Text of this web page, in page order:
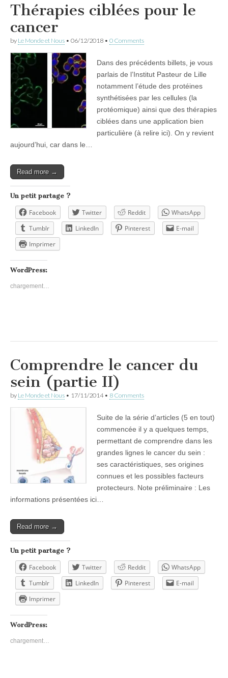
Thérapies ciblées pour le
cancer
by Le Monde et Nous • 06/12/2018 • 0 Comments
Dans des précédents billets, je vous
parlais de l’Institut Pasteur de Lille
notamment l’étude des protéines
synthétisées par les cellules (la
protéomique) ainsi que des thérapies
ciblées dans une application bien
particulière (à relire ici). On y revient
aujourd’hui, car dans le…
Read more →
Un petit partage ?
Facebook Twitter Reddit
WhatsApp
Tumblr
LinkedIn Pinterest
E-mail
Imprimer
WordPress:
chargement…
Comprendre le cancer du
sein (partie II)
by Le Monde et Nous • 17/11/2014• 8 Comments
Suite de la série d’articles (5 en tout)
commencée il y a quelques temps,
permettant de comprendre dans les
grandes lignes le cancer du sein :
ses caractéristiques, ses origines
connues et les possibles facteurs
protecteurs. Note préliminaire : Les
informations présentées ici…
Read more →
Un petit partage ?
Facebook Twitter Reddit
WhatsApp
Tumblr
LinkedIn Pinterest
E-mail
Imprimer
WordPress:
chargement…